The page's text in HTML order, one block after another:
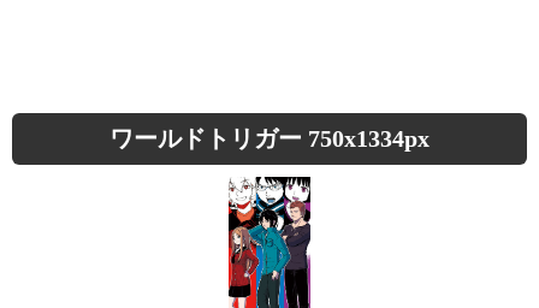
ワールドトリガー 750x1334px